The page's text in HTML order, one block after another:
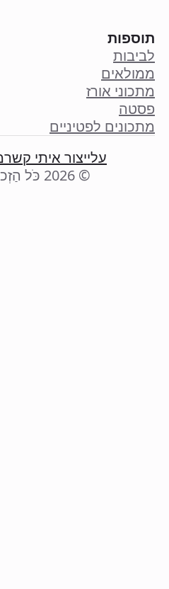
תוספות
לביבות
ממולאים
מתכוני אורז
פסטה
מתכונים לפטיניים
עלייצור איתי קשר
© 2026 כֹּל הַזְכוּיוֹת שְׁמוּרוֹת